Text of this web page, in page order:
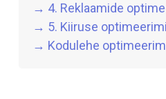
→ 4. Reklaamide
→ 5. Kiiruse
→ Kodulehe